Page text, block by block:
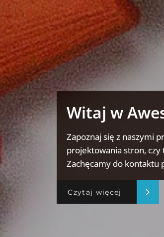
Witaj w
Zapoznaj się z naszymi
projektowania stron,
Zachęcamy do kontaktu
Czytaj więcej